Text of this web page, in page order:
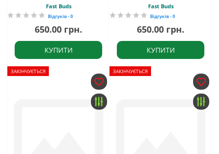
Fast Buds
Відгуків - 0
650.00 грн.
КУПИТИ
Fast Buds
Відгуків - 0
650.00 грн.
КУПИТИ
ЗАКІНЧУЄТЬСЯ ЗАКІНЧУЄТЬСЯ